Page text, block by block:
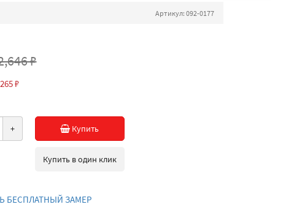
Артикул: 092-0177
₽
265 ₽
+ Купить
Купить в один клик
БЕСПЛАТНЫЙ ЗАМЕР